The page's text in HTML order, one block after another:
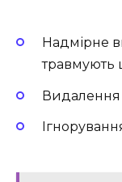
Надмірне
травмують
Видалення